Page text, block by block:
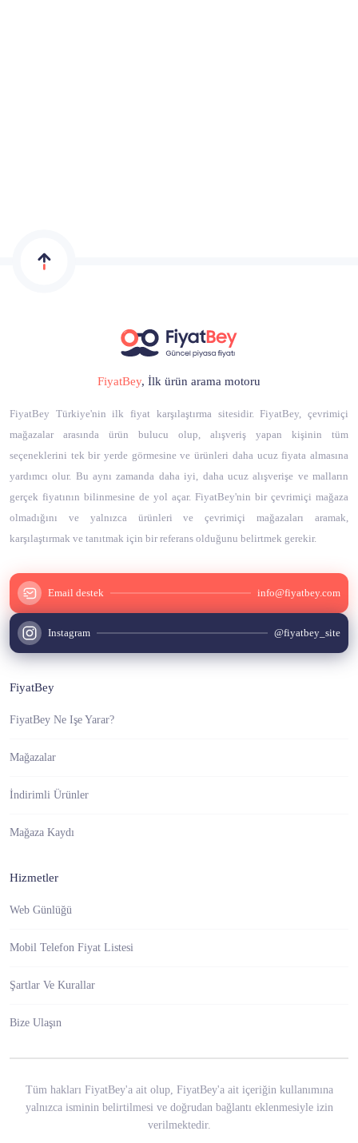
FiyatBey, İlk ürün arama motoru
FiyatBey Türkiye'nin ilk fiyat karşılaştırma sitesidir. FiyatBey, çevrimiçi
mağazalar arasında ürün bulucu olup, alışveriş yapan kişinin tüm
seçeneklerini tek bir yerde görmesine ve ürünleri daha ucuz fiyata almasına
yardımcı olur. Bu aynı zamanda daha iyi, daha ucuz alışverişe ve malların
gerçek fiyatının bilinmesine de yol açar. FiyatBey'nin bir çevrimiçi mağaza
olmadığını ve yalnızca ürünleri ve çevrimiçi mağazaları aramak,
karşılaştırmak ve tanıtmak için bir referans olduğunu belirtmek gerekir.
Email destek info@fiyatbey.com
Instagram @fiyatbey_site
FiyatBey
FiyatBey Ne Işe Yarar?
Mağazalar
İndirimli Ürünler
Mağaza Kaydı
Hizmetler
Web Günlüğü
Mobil Telefon Fiyat Listesi
Şartlar Ve Kurallar
Bize Ulaşın
Tüm hakları FiyatBey'a ait olup, FiyatBey'a ait içeriğin kullanımına
yalnızca isminin belirtilmesi ve doğrudan bağlantı eklenmesiyle izin
verilmektedir.